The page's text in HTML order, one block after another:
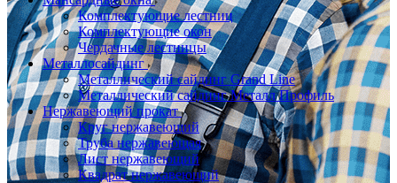
Комплектующие лестниц
Комплектующие окон
Чердачные лестницы
Металлосайдинг
Металлический сайдинг Grand Line
Металлический сайдинг Металл Профиль
Нержавеющий прокат
Круг нержавеющий
Труба нержавеющая
Лист нержавеющий
Квадрат нержавеющий